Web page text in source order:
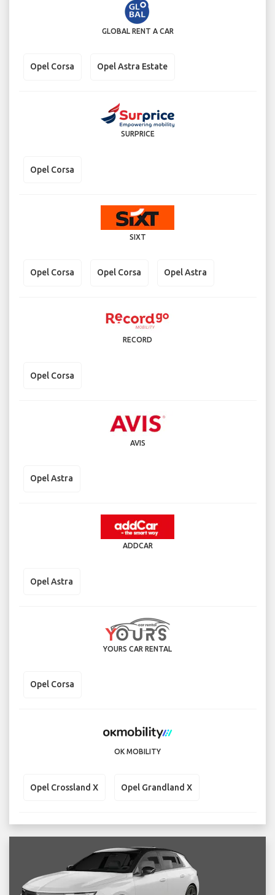
GLOBAL RENT A CAR
Opel Corsa Opel Astra Estate
SURPRICE
Opel Corsa
SIXT
Opel Corsa Opel Corsa Opel Astra
RECORD
Opel Corsa
AVIS
Opel Astra
ADDCAR
Opel Astra
YOURS CAR RENTAL
Opel Corsa
OK MOBILITY
Opel Crossland X Opel Grandland X